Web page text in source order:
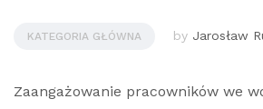
KATEGORIA GŁÓWNA by Jarosław
Zaangażowanie pracowników we